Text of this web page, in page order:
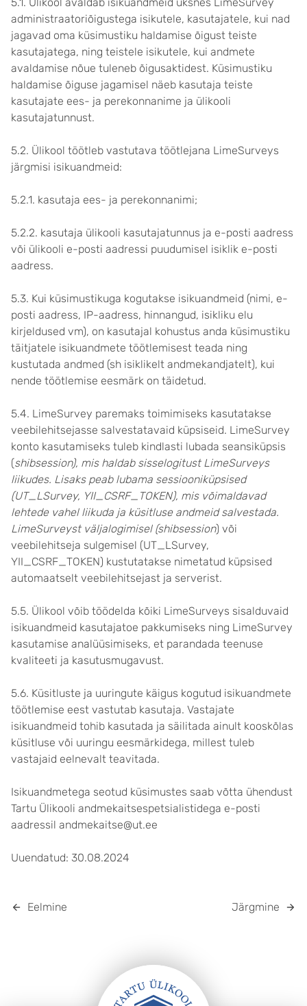
administraatoriõigustega isikutele, kasutajatele, kui nad
jagavad oma küsimustiku haldamise õigust teiste
kasutajatega, ning teistele isikutele, kui andmete
avaldamise nõue tuleneb õigusaktidest. Küsimustiku
haldamise õiguse jagamisel näeb kasutaja teiste
kasutajate ees- ja perekonnanime ja ülikooli
kasutajatunnust.
5.2. Ülikool töötleb vastutava töötlejana LimeSurveys
järgmisi isikuandmeid:
5.2.1. kasutaja ees- ja perekonnanimi;
5.2.2. kasutaja ülikooli kasutajatunnus ja e-posti aadress
või ülikooli e-posti aadressi puudumisel isiklik e-posti
aadress.
5.3. Kui küsimustikuga kogutakse isikuandmeid (nimi, e-
posti aadress, IP-aadress, hinnangud, isikliku elu
kirjeldused vm), on kasutajal kohustus anda küsimustiku
täitjatele isikuandmete töötlemisest teada ning
kustutada andmed (sh isiklikelt andmekandjatelt), kui
nende töötlemise eesmärk on täidetud.
5.4. LimeSurvey paremaks toimimiseks kasutatakse
veebilehitsejasse salvestatavaid küpsiseid. LimeSurvey
konto kasutamiseks tuleb kindlasti lubada seansiküpsis
(shibsession), mis haldab sisselogitust LimeSurveys
liikudes. Lisaks peab lubama sessiooniküpsised
(UT_LSurvey, YII_CSRF_TOKEN), mis võimaldavad
lehtede vahel liikuda ja küsitluse andmeid salvestada.
LimeSurveyst väljalogimisel (shibsession) või
veebilehitseja sulgemisel (UT_LSurvey,
YII_CSRF_TOKEN) kustutatakse nimetatud küpsised
automaatselt veebilehitsejast ja serverist.
5.5. Ülikool võib töödelda kõiki LimeSurveys sisalduvaid
isikuandmeid kasutajatoe pakkumiseks ning LimeSurvey
kasutamise analüüsimiseks, et parandada teenuse
kvaliteeti ja kasutusmugavust.
5.6. Küsitluste ja uuringute käigus kogutud isikuandmete
töötlemise eest vastutab kasutaja. Vastajate
isikuandmeid tohib kasutada ja säilitada ainult kooskõlas
küsitluse või uuringu eesmärkidega, millest tuleb
vastajaid eelnevalt teavitada.
Isikuandmetega seotud küsimustes saab võtta ühendust
Tartu Ülikooli andmekaitsespetsialistidega e-posti
aadressil andmekaitse@ut.ee
Uuendatud: 30.08.2024
Eelmine Järgmine